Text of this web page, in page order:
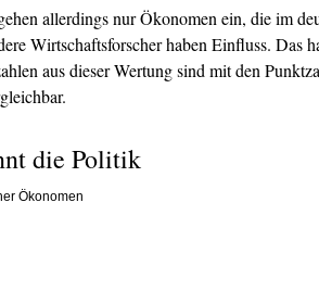
allerdings nur Ökonomen ein, die im
Wirtschaftsforscher haben Einfluss. Das
aus dieser Wertung sind mit den